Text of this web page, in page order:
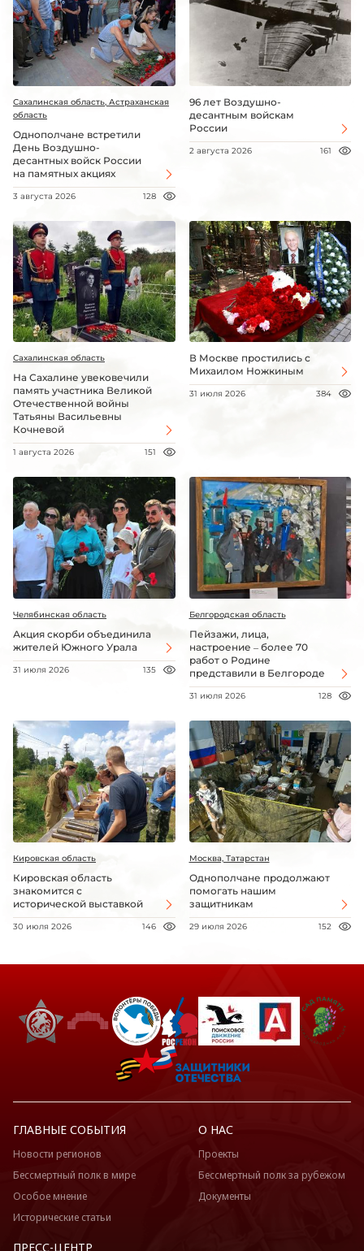
Сахалинская область, Астраханская
область
Однополчане встретили
День Воздушно-
десантных войск России
на памятных акциях
3 августа 2026 128
96 лет Воздушно-
десантным войскам
России
2 августа 2026 161
Сахалинская область
На Сахалине увековечили
память участника Великой
Отечественной войны
Татьяны Васильевны
Кочневой
1 августа 2026 151
В Москве простились с
Михаилом Ножкиным
31 июля 2026 384
Челябинская область
Акция скорби объединила
жителей Южного Урала
31 июля 2026 135
Белгородская область
Пейзажи, лица,
настроение – более 70
работ о Родине
представили в Белгороде
31 июля 2026 128
Кировская область
Кировская область
знакомится с
исторической выставкой
30 июля 2026 146
Москва, Татарстан
Однополчане продолжают
помогать нашим
защитникам
29 июля 2026 152
ГЛАВНЫЕ СОБЫТИЯ
Новости регионов
Бессмертный полк в мире
Особое мнение
Исторические статьи
О НАС
Проекты
Бессмертный полк за рубежом
Документы
ПРЕСС-ЦЕНТР